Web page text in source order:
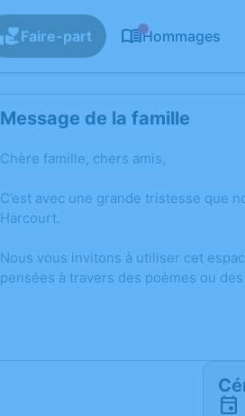
Faire-part Hommages
Message de la famille
Chère famille, chers amis,
C’est avec une grande tristesse que
Harcourt.
Nous vous invitons à utiliser cet
pensées à travers des poèmes ou